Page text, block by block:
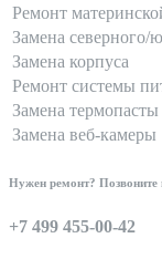
Ремонт
Замена северного/
Замена корпуса
Ремонт системы
Замена термопасты
Замена веб-камеры
Нужен ремонт? Позвоните
+7 499 455-00-42